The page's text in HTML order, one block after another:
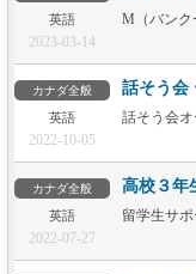
英語
2023-03-14
M（バンク
カナダ全般
英語
2022-10-05
話そう会
話そう会オ
カナダ全般
英語
2022-07-27
高校３年
留学生サポ